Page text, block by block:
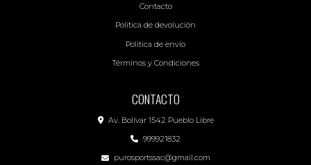
Contacto
Política de devolución
Política de envío
Términos y Condiciones
CONTACTO
Av. Bolívar 1542 Pueblo Libre
999921832
purosportssac@gmail.com